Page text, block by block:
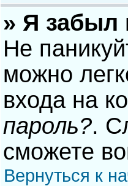
» Я забыл
Не
можно
входа на
пароль?.
сможете
Вернуться к